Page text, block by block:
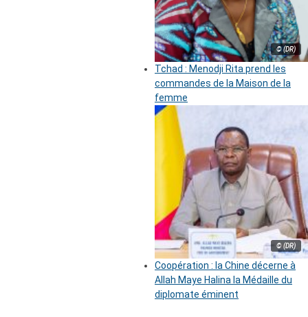
© (DR)
Tchad : Menodji Rita prend les
commandes de la Maison de la
femme
© (DR)
Coopération : la Chine décerne à
Allah Maye Halina la Médaille du
diplomate éminent